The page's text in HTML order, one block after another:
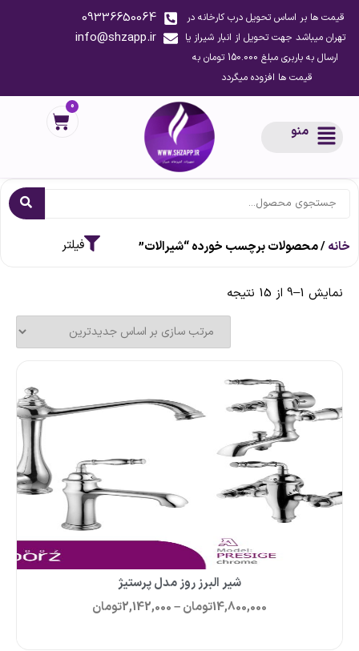
قیمت ها بر اساس تحویل درب کارخانه در
تهران میباشد جهت تحویل از انبار شیراز یا
ارسال به باربری مبلغ 150.000 تومان به
قیمت ها افزوده میگردد
09336650064
info@shzapp.ir
منو
0
خانه/ محصولات برچسب خورده “شیرالات”
نمایش 1–9 از 15 نتیجه
شیر البرز روز مدل پرستیژ
14,800,000تومان–
2,142,000تومان